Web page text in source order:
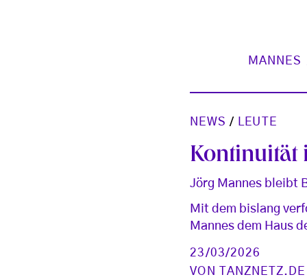
MANNES
NEWS / LEUTE
Kontinuität
Jörg Mannes bleibt
Mit dem bislang
Mannes dem Haus
23/03/2026
VON